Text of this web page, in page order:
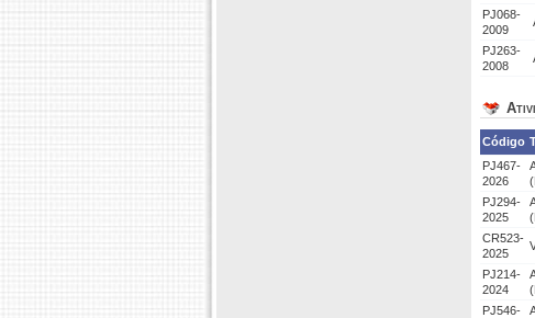
PJ068-
2009
PJ263-
2008
Código
PJ467-
2026
PJ294-
2025
CR523-
2025
PJ214-
2024
PJ546-